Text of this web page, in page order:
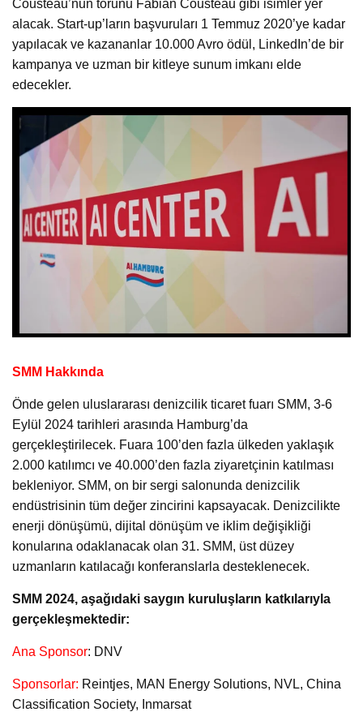
Cousteau’nun torunu Fabian Cousteau gibi isimler yer
alacak. Start-up’ların başvuruları 1 Temmuz 2020’ye kadar
yapılacak ve kazananlar 10.000 Avro ödül, LinkedIn’de bir
kampanya ve uzman bir kitleye sunum imkanı elde
edecekler.
SMM Hakkında
Önde gelen uluslararası denizcilik ticaret fuarı SMM, 3-6
Eylül 2024 tarihleri arasında Hamburg’da
gerçekleştirilecek. Fuara 100’den fazla ülkeden yaklaşık
2.000 katılımcı ve 40.000’den fazla ziyaretçinin katılması
bekleniyor. SMM, on bir sergi salonunda denizcilik
endüstrisinin tüm değer zincirini kapsayacak. Denizcilikte
enerji dönüşümü, dijital dönüşüm ve iklim değişikliği
konularına odaklanacak olan 31. SMM, üst düzey
uzmanların katılacağı konferanslarla desteklenecek.
SMM 2024, aşağıdaki saygın kuruluşların katkılarıyla
gerçekleşmektedir:
Ana Sponsor: DNV
Sponsorlar: Reintjes, MAN Energy Solutions, NVL, China
Classification Society, Inmarsat